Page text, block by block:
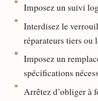
Imposez un suivi
Interdisez le
réparateurs tiers ou
Imposez un
spécifications
Arrêtez d’obliger à